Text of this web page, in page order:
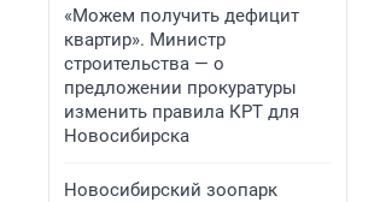
«Можем получить дефицит
квартир». Министр
строительства — о
предложении прокуратуры
изменить правила КРТ для
Новосибирска
Новосибирский зоопарк